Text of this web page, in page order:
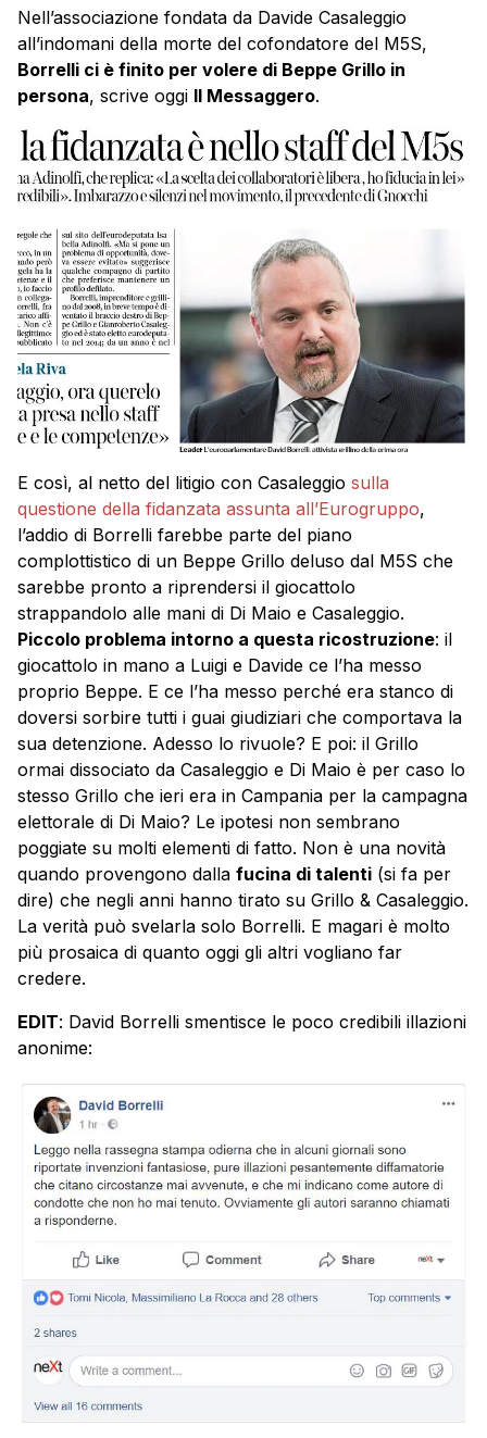
Nell’associazione fondata da Davide Casaleggio
all’indomani della morte del cofondatore del M5S,
Borrelli ci è finito per volere di Beppe Grillo in
persona, scrive oggi Il Messaggero.
E così, al netto del litigio con Casaleggio sulla
questione della fidanzata assunta all’Eurogruppo,
l’addio di Borrelli farebbe parte del piano
complottistico di un Beppe Grillo deluso dal M5S che
sarebbe pronto a riprendersi il giocattolo
strappandolo alle mani di Di Maio e Casaleggio.
Piccolo problema intorno a questa ricostruzione: il
giocattolo in mano a Luigi e Davide ce l’ha messo
proprio Beppe. E ce l’ha messo perché era stanco di
doversi sorbire tutti i guai giudiziari che comportava la
sua detenzione. Adesso lo rivuole? E poi: il Grillo
ormai dissociato da Casaleggio e Di Maio è per caso lo
stesso Grillo che ieri era in Campania per la campagna
elettorale di Di Maio? Le ipotesi non sembrano
poggiate su molti elementi di fatto. Non è una novità
quando provengono dalla fucina di talenti (si fa per
dire) che negli anni hanno tirato su Grillo & Casaleggio.
La verità può svelarla solo Borrelli. E magari è molto
più prosaica di quanto oggi gli altri vogliano far
credere.
EDIT: David Borrelli smentisce le poco credibili illazioni
anonime: